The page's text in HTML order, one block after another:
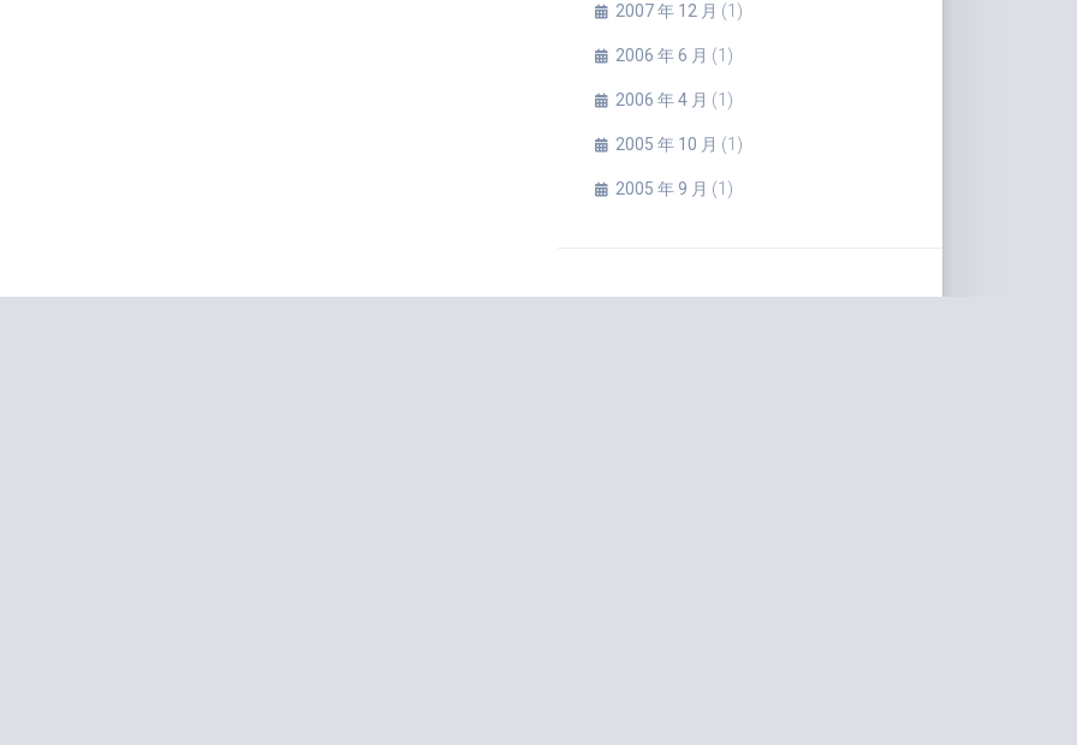
2007 年 12 月 (1)
2006 年 6 月 (1)
2006 年 4 月 (1)
2005 年 10 月 (1)
2005 年 9 月 (1)